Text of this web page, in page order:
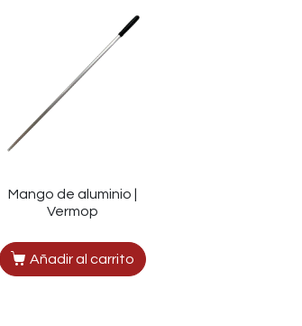
Mango de aluminio |
Vermop
Añadir al carrito